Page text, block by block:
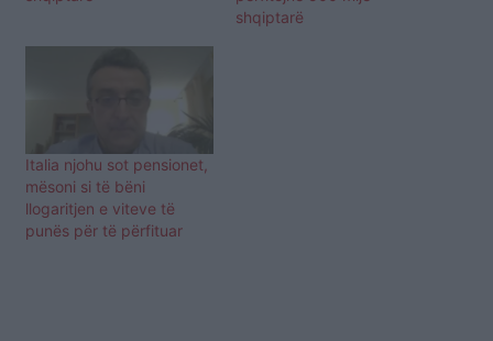
shqiptarë
Italia njohu sot pensionet,
mësoni si të bëni
llogaritjen e viteve të
punës për të përfituar